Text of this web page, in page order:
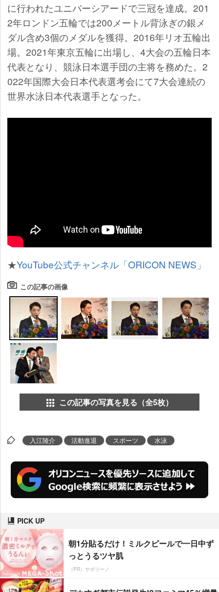
に行われたユニバーシアードで三冠を達成。201
2年ロンドン五輪では200メートル背泳ぎの銀メ
ダル含め3個のメダルを獲得。2016年リオ五輪出
場。2021年東京五輪に出場し、4大会の五輪日本
代表となり、競泳日本選手団の主将を務めた。2
022年国際大会日本代表選考会にて7大会連続の
世界水泳日本代表選手となった。
★YouTube公式チャンネル「ORICON NEWS」
この記事の画像
この記事の写真を見る（全5枚）
入江陵介 活動進退 スポーツ 水泳
PICK UP
朝1分貼るだけ！ミルクピールで一日中ず
っとうるツヤ肌
（PR）サボリーノ